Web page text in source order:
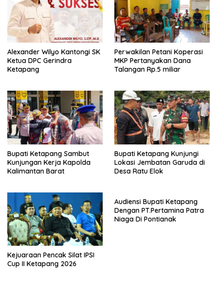
Alexander Wilyo Kantongi SK
Ketua DPC Gerindra
Ketapang
Perwakilan Petani Koperasi
MKP Pertanyakan Dana
Talangan Rp.5 miliar
Bupati Ketapang Sambut
Kunjungan Kerja Kapolda
Kalimantan Barat
Bupati Ketapang Kunjungi
Lokasi Jembatan Garuda di
Desa Ratu Elok
Kejuaraan Pencak Silat IPSI
Cup II Ketapang 2026
Audiensi Bupati Ketapang
Dengan PT.Pertamina Patra
Niaga Di Pontianak